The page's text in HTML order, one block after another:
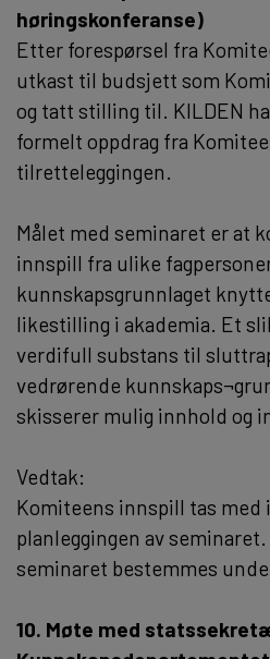
høringskonferanse)
Etter forespørsel fra
utkast til budsjett som
og tatt stilling til. KILDEN
formelt oppdrag fra
tilretteleggingen.
Målet med seminaret er at
innspill fra ulike
kunnskapsgrunnlaget
likestilling i akademia. Et
verdifull substans til
vedrørende
skisserer mulig innhold og
Vedtak:
Komiteens innspill tas med
planleggingen av
seminaret bestemmes
10. Møte med